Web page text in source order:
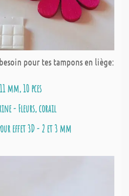
pour tes tampons en liège:
mm, 10 pces
- Fleurs, corail
effet 3D - 2 et 3 mm